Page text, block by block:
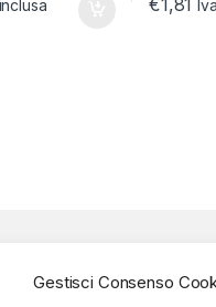
Gestisci Consenso